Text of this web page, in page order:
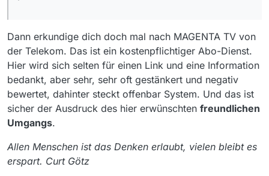
Dann erkundige dich doch mal nach MAGENTA TV von
der Telekom. Das ist ein kostenpflichtiger Abo-Dienst.
Hier wird sich selten für einen Link und eine Information
bedankt, aber sehr, sehr oft gestänkert und negativ
bewertet, dahinter steckt offenbar System. Und das ist
sicher der Ausdruck des hier erwünschten freundlichen
Umgangs.
Allen Menschen ist das Denken erlaubt, vielen bleibt es
erspart. Curt Götz